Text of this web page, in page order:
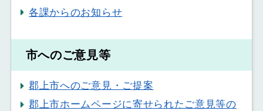
各課からのお知らせ
市へのご意見等
郡上市へのご意見・ご提案
郡上市ホームページに寄せられたご意見等の